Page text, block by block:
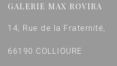
GALERIE MAX ROVIRA
14, Rue de la Fraternité,
66190 COLLIOURE